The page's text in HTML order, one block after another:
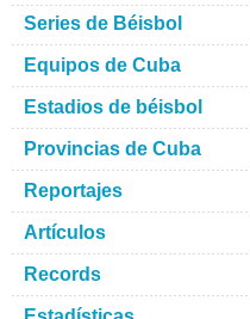
Series de Béisbol
Equipos de Cuba
Estadios de béisbol
Provincias de Cuba
Reportajes
Artículos
Records